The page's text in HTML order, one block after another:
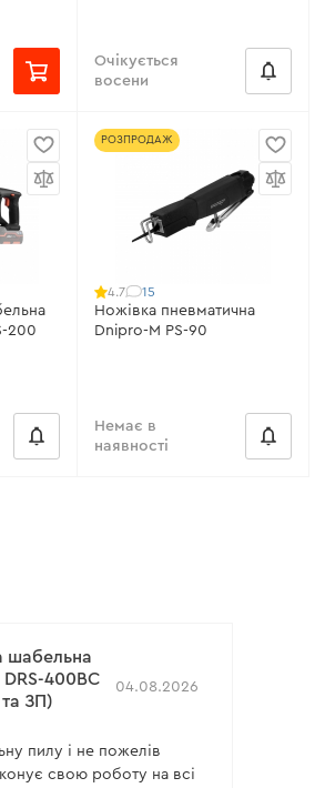
Очікується
восени
200
РОЗПРОДАЖ
4.7 15
Ножівка пневматична
Dnipro-M PS-90
Немає в
наявності
шабельна
400BC
ЗП)
04.08.2026
пилу і не пожелів
свою роботу на всі